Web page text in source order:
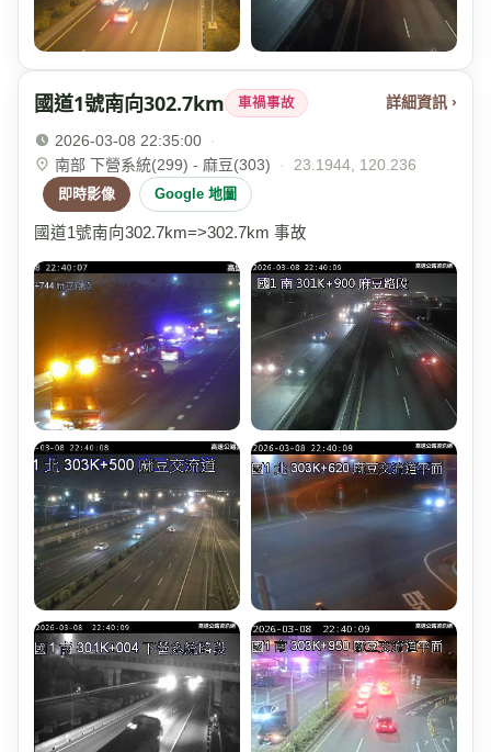
國道1號南向302.7km 車禍事故 詳細資訊 ›
2026-03-08 22:35:00
·
南部 下營系統(299) - 麻豆(303)
· 23.1944, 120.236
即時影像 Google 地圖
國道1號南向302.7km=>302.7km 事故